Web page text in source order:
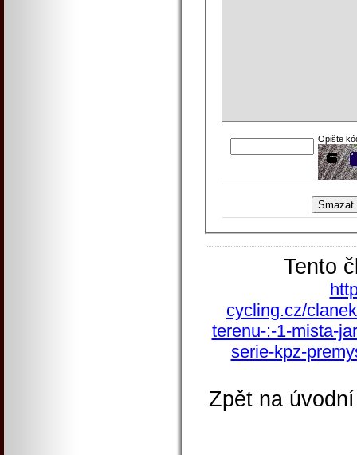
Opište
Tento
cycling.cz/
terenu-:-1-mista-
serie-kpz-
Zpět na